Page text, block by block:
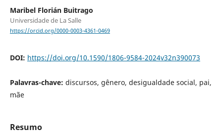
Maribel Florián Buitrago
Universidade de La Salle
https://orcid.org/0000-0003-4361-0469
DOI: https://doi.org/10.1590/1806-9584-2024v32n390073
Palavras-chave: discursos, gênero, desigualdade social, pai,
mãe
Resumo